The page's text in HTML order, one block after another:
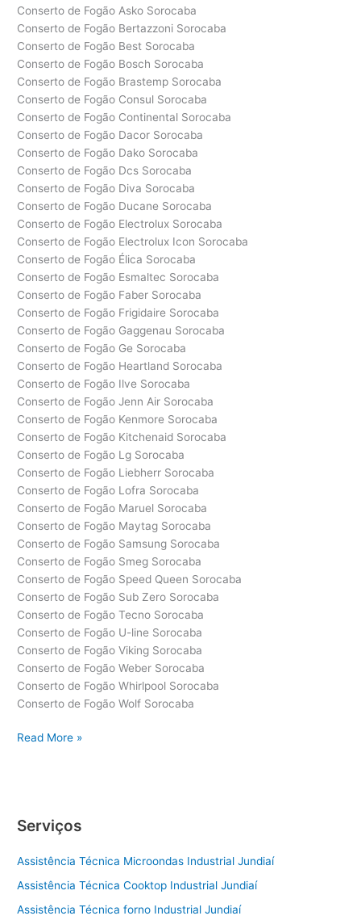
Conserto de Fogão Asko Sorocaba
Conserto de Fogão Bertazzoni Sorocaba
Conserto de Fogão Best Sorocaba
Conserto de Fogão Bosch Sorocaba
Conserto de Fogão Brastemp Sorocaba
Conserto de Fogão Consul Sorocaba
Conserto de Fogão Continental Sorocaba
Conserto de Fogão Dacor Sorocaba
Conserto de Fogão Dako Sorocaba
Conserto de Fogão Dcs Sorocaba
Conserto de Fogão Diva Sorocaba
Conserto de Fogão Ducane Sorocaba
Conserto de Fogão Electrolux Sorocaba
Conserto de Fogão Electrolux Icon Sorocaba
Conserto de Fogão Élica Sorocaba
Conserto de Fogão Esmaltec Sorocaba
Conserto de Fogão Faber Sorocaba
Conserto de Fogão Frigidaire Sorocaba
Conserto de Fogão Gaggenau Sorocaba
Conserto de Fogão Ge Sorocaba
Conserto de Fogão Heartland Sorocaba
Conserto de Fogão Ilve Sorocaba
Conserto de Fogão Jenn Air Sorocaba
Conserto de Fogão Kenmore Sorocaba
Conserto de Fogão Kitchenaid Sorocaba
Conserto de Fogão Lg Sorocaba
Conserto de Fogão Liebherr Sorocaba
Conserto de Fogão Lofra Sorocaba
Conserto de Fogão Maruel Sorocaba
Conserto de Fogão Maytag Sorocaba
Conserto de Fogão Samsung Sorocaba
Conserto de Fogão Smeg Sorocaba
Conserto de Fogão Speed Queen Sorocaba
Conserto de Fogão Sub Zero Sorocaba
Conserto de Fogão Tecno Sorocaba
Conserto de Fogão U-line Sorocaba
Conserto de Fogão Viking Sorocaba
Conserto de Fogão Weber Sorocaba
Conserto de Fogão Whirlpool Sorocaba
Conserto de Fogão Wolf Sorocaba
Conserto
Read More »
Serviços
Assistência Técnica Microondas Industrial Jundiaí
Assistência Técnica Cooktop Industrial Jundiaí
Assistência Técnica forno Industrial Jundiaí